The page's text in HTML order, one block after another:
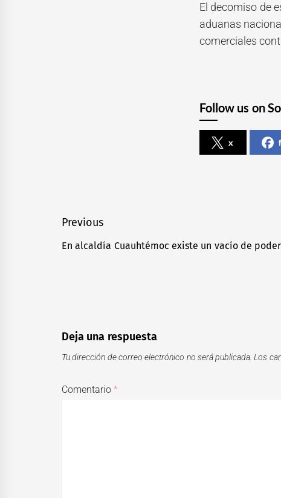
El decomiso de
aduanas
comerciales
Follow us on
x
Navegación
de
Previous
Previous
En alcaldía Cuauhtémoc existe un vacío de
Deja una respuesta
Tu dirección de correo electrónico no será publicada. Los
Comentario*